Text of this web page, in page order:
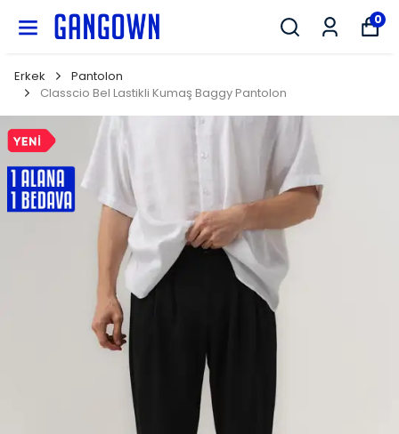
0
Erkek
Pantolon
Classcio Bel Lastikli Kumaş Baggy Pantolon